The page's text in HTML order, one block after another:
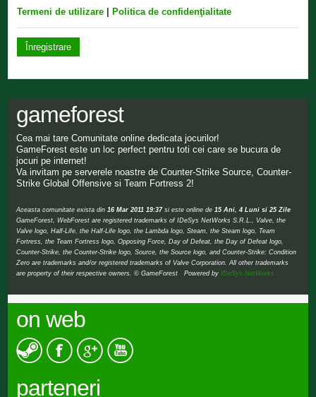
Termeni de utilizare Politica de confidenţialitate
Înregistrare
gameforest
Cea mai tare Comunitate online dedicata jocurilor!
GameForest este un loc perfect pentru toti cei care se bucura de
jocuri pe internet!
Va invitam pe serverele noastre de Counter-Strike Source, Counter-
Strike Global Offensive si Team Fortress 2!
Aceasta comunitate exista din 16 Mar 2011 19:37si este online de 15 Ani, 4 Luni si 25 Zile
GameForest, WebForest are registered trademarks of IDeSys NetWorks S.R.L., Valve, the
Valve logo, Half-Life, the Half-Life logo, the Lambda logo, Steam, the Steam logo, Team
Fortress, the Team Fortress logo, Opposing Force, Day of Defeat, the Day of Defeat logo,
Counter-Strike, the Counter-Strike logo, Source, the Source logo, and Counter-Strike: Condition
Zero are trademarks and/or registered trademarks of Valve Corporation. All other trademarks
are property of their respective owners. © GameForest Powered byIDeSys NetWorks
on web
parteneri